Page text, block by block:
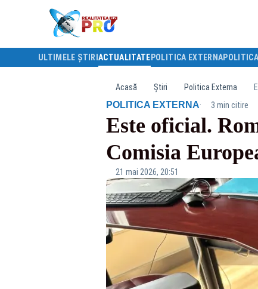
ULTIMELE ȘTIRI ACTUALITATE POLITICA EXTERNA
Acasă Știri Politica Externa
POLITICA EXTERNA· 3 min citire
Este oficial.
Comisia
21 mai 2026, 20:51